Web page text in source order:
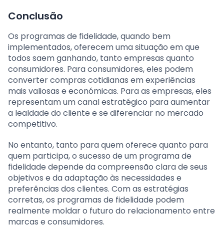
Conclusão
Os programas de fidelidade, quando bem
implementados, oferecem uma situação em que
todos saem ganhando, tanto empresas quanto
consumidores. Para consumidores, eles podem
converter compras cotidianas em experiências
mais valiosas e económicas. Para as empresas, eles
representam um canal estratégico para aumentar
a lealdade do cliente e se diferenciar no mercado
competitivo.
No entanto, tanto para quem oferece quanto para
quem participa, o sucesso de um programa de
fidelidade depende da compreensão clara de seus
objetivos e da adaptação às necessidades e
preferências dos clientes. Com as estratégias
corretas, os programas de fidelidade podem
realmente moldar o futuro do relacionamento entre
marcas e consumidores.